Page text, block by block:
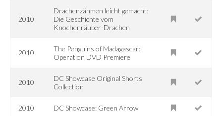
2010
Drachenzähmen leicht gemacht:
Die Geschichte vom
Knochenräuber-Drachen
2010
The Penguins of Madagascar:
Operation DVD Premiere
2010
DC Showcase Original Shorts
Collection
2010 DC Showcase: Green Arrow